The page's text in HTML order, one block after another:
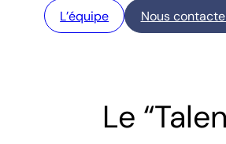
L’équipe Nous
Le